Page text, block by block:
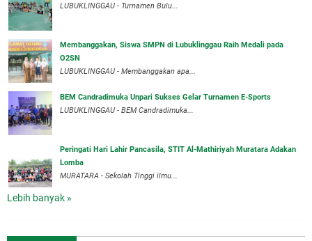
LUBUKLINGGAU - Turnamen Bulu...
Membanggakan, Siswa SMPN di Lubuklinggau Raih Medali pada
O2SN
LUBUKLINGGAU - Membanggakan apa...
BEM Candradimuka Unpari Sukses Gelar Turnamen E-Sports
LUBUKLINGGAU - BEM Candradimuka...
Peringati Hari Lahir Pancasila, STIT Al-Mathiriyah Muratara Adakan
Lomba
MURATARA - Sekolah Tinggi ilmu...
Lebih banyak »